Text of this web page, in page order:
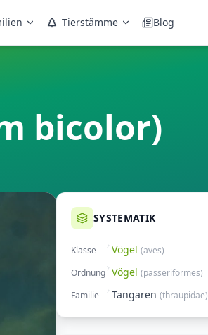
Tierstämme Blog
bicolor)
SYSTEMATIK
Klasse Vögel (aves)
Ordnung Vögel (passeriformes)
Familie
Tangaren (thraupidae)